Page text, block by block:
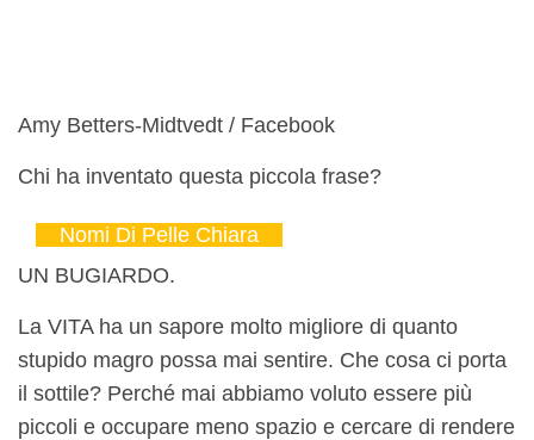
Amy Betters-Midtvedt / Facebook
Chi ha inventato questa piccola frase?
Nomi Di Pelle Chiara
UN BUGIARDO.
La VITA ha un sapore molto migliore di quanto
stupido magro possa mai sentire. Che cosa ci porta
il sottile? Perché mai abbiamo voluto essere più
piccoli e occupare meno spazio e cercare di rendere